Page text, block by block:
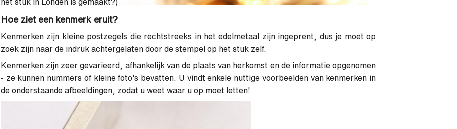
het stuk in Londen is gemaakt?)
Hoe ziet een kenmerk eruit?
Kenmerken zijn kleine postzegels die rechtstreeks in het edelmetaal zijn ingeprent, dus je moet op
zoek zijn naar de indruk achtergelaten door de stempel op het stuk zelf.
Kenmerken zijn zeer gevarieerd, afhankelijk van de plaats van herkomst en de informatie opgenomen
- ze kunnen nummers of kleine foto's bevatten. U vindt enkele nuttige voorbeelden van kenmerken in
de onderstaande afbeeldingen, zodat u weet waar u op moet letten!